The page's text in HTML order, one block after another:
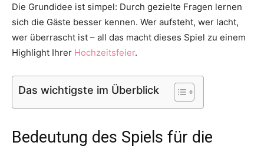
Die Grundidee ist simpel: Durch gezielte Fragen lernen
sich die Gäste besser kennen. Wer aufsteht, wer lacht,
wer überrascht ist – all das macht dieses Spiel zu einem
Highlight Ihrer Hochzeitsfeier.
Das wichtigste im Überblick
Bedeutung des Spiels für die